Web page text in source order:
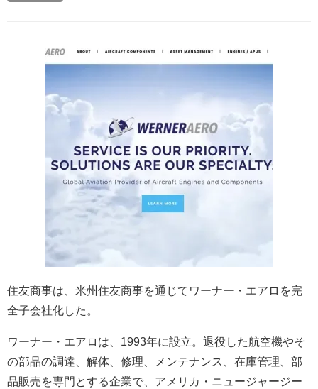
住友商事は、米州住友商事を通じてワーナー・エアロを完
全子会社化した。
ワーナー・エアロは、1993年に設立。退役した航空機やそ
の部品の調達、解体、修理、メンテナンス、在庫管理、部
品販売を専門とする企業で、アメリカ・ニュージャージー